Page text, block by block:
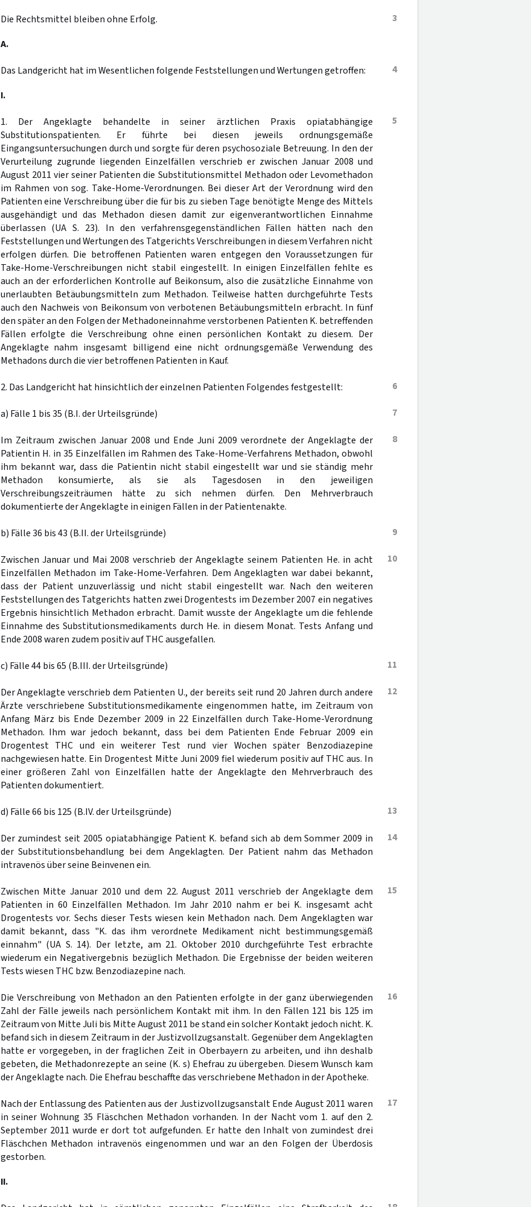
3
Die Rechtsmittel bleiben ohne Erfolg.
A.
4
Das Landgericht hat im Wesentlichen folgende Feststellungen und Wertungen getroffen:
I.
5
1. Der Angeklagte behandelte in seiner ärztlichen Praxis opiatabhängige
Substitutionspatienten. Er führte bei diesen jeweils ordnungsgemäße
Eingangsuntersuchungen durch und sorgte für deren psychosoziale Betreuung. In den der
Verurteilung zugrunde liegenden Einzelfällen verschrieb er zwischen Januar 2008 und
August 2011 vier seiner Patienten die Substitutionsmittel Methadon oder Levomethadon
im Rahmen von sog. Take-Home-Verordnungen. Bei dieser Art der Verordnung wird den
Patienten eine Verschreibung über die für bis zu sieben Tage benötigte Menge des Mittels
ausgehändigt und das Methadon diesen damit zur eigenverantwortlichen Einnahme
überlassen (UA S. 23). In den verfahrensgegenständlichen Fällen hätten nach den
Feststellungen und Wertungen des Tatgerichts Verschreibungen in diesem Verfahren nicht
erfolgen dürfen. Die betroffenen Patienten waren entgegen den Voraussetzungen für
Take-Home-Verschreibungen nicht stabil eingestellt. In einigen Einzelfällen fehlte es
auch an der erforderlichen Kontrolle auf Beikonsum, also die zusätzliche Einnahme von
unerlaubten Betäubungsmitteln zum Methadon. Teilweise hatten durchgeführte Tests
auch den Nachweis von Beikonsum von verbotenen Betäubungsmitteln erbracht. In fünf
den später an den Folgen der Methadoneinnahme verstorbenen Patienten K. betreffenden
Fällen erfolgte die Verschreibung ohne einen persönlichen Kontakt zu diesem. Der
Angeklagte nahm insgesamt billigend eine nicht ordnungsgemäße Verwendung des
Methadons durch die vier betroffenen Patienten in Kauf.
6
2. Das Landgericht hat hinsichtlich der einzelnen Patienten Folgendes festgestellt:
7
a) Fälle 1 bis 35 (B.I. der Urteilsgründe)
8
Im Zeitraum zwischen Januar 2008 und Ende Juni 2009 verordnete der Angeklagte der
Patientin H. in 35 Einzelfällen im Rahmen des Take-Home-Verfahrens Methadon, obwohl
ihm bekannt war, dass die Patientin nicht stabil eingestellt war und sie ständig mehr
Methadon konsumierte, als sie als Tagesdosen in den jeweiligen
Verschreibungszeiträumen hätte zu sich nehmen dürfen. Den Mehrverbrauch
dokumentierte der Angeklagte in einigen Fällen in der Patientenakte.
9
b) Fälle 36 bis 43 (B.II. der Urteilsgründe)
10
Zwischen Januar und Mai 2008 verschrieb der Angeklagte seinem Patienten He. in acht
Einzelfällen Methadon im Take-Home-Verfahren. Dem Angeklagten war dabei bekannt,
dass der Patient unzuverlässig und nicht stabil eingestellt war. Nach den weiteren
Feststellungen des Tatgerichts hatten zwei Drogentests im Dezember 2007 ein negatives
Ergebnis hinsichtlich Methadon erbracht. Damit wusste der Angeklagte um die fehlende
Einnahme des Substitutionsmedikaments durch He. in diesem Monat. Tests Anfang und
Ende 2008 waren zudem positiv auf THC ausgefallen.
11
c) Fälle 44 bis 65 (B.III. der Urteilsgründe)
12
Der Angeklagte verschrieb dem Patienten U., der bereits seit rund 20 Jahren durch andere
Ärzte verschriebene Substitutionsmedikamente eingenommen hatte, im Zeitraum von
Anfang März bis Ende Dezember 2009 in 22 Einzelfällen durch Take-Home-Verordnung
Methadon. Ihm war jedoch bekannt, dass bei dem Patienten Ende Februar 2009 ein
Drogentest THC und ein weiterer Test rund vier Wochen später Benzodiazepine
nachgewiesen hatte. Ein Drogentest Mitte Juni 2009 fiel wiederum positiv auf THC aus. In
einer größeren Zahl von Einzelfällen hatte der Angeklagte den Mehrverbrauch des
Patienten dokumentiert.
13
d) Fälle 66 bis 125 (B.IV. der Urteilsgründe)
14
Der zumindest seit 2005 opiatabhängige Patient K. befand sich ab dem Sommer 2009 in
der Substitutionsbehandlung bei dem Angeklagten. Der Patient nahm das Methadon
intravenös über seine Beinvenen ein.
15
Zwischen Mitte Januar 2010 und dem 22. August 2011 verschrieb der Angeklagte dem
Patienten in 60 Einzelfällen Methadon. Im Jahr 2010 nahm er bei K. insgesamt acht
Drogentests vor. Sechs dieser Tests wiesen kein Methadon nach. Dem Angeklagten war
damit bekannt, dass "K. das ihm verordnete Medikament nicht bestimmungsgemäß
einnahm" (UA S. 14). Der letzte, am 21. Oktober 2010 durchgeführte Test erbrachte
wiederum ein Negativergebnis bezüglich Methadon. Die Ergebnisse der beiden weiteren
Tests wiesen THC bzw. Benzodiazepine nach.
16
Die Verschreibung von Methadon an den Patienten erfolgte in der ganz überwiegenden
Zahl der Fälle jeweils nach persönlichem Kontakt mit ihm. In den Fällen 121 bis 125 im
Zeitraum von Mitte Juli bis Mitte August 2011 be stand ein solcher Kontakt jedoch nicht. K.
befand sich in diesem Zeitraum in der Justizvollzugsanstalt. Gegenüber dem Angeklagten
hatte er vorgegeben, in der fraglichen Zeit in Oberbayern zu arbeiten, und ihn deshalb
gebeten, die Methadonrezepte an seine (K. s) Ehefrau zu übergeben. Diesem Wunsch kam
der Angeklagte nach. Die Ehefrau beschaffte das verschriebene Methadon in der Apotheke.
17
Nach der Entlassung des Patienten aus der Justizvollzugsanstalt Ende August 2011 waren
in seiner Wohnung 35 Fläschchen Methadon vorhanden. In der Nacht vom 1. auf den 2.
September 2011 wurde er dort tot aufgefunden. Er hatte den Inhalt von zumindest drei
Fläschchen Methadon intravenös eingenommen und war an den Folgen der Überdosis
gestorben.
II.